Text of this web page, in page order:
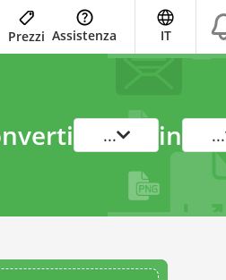
Prezzi Assistenza IT
... in ...